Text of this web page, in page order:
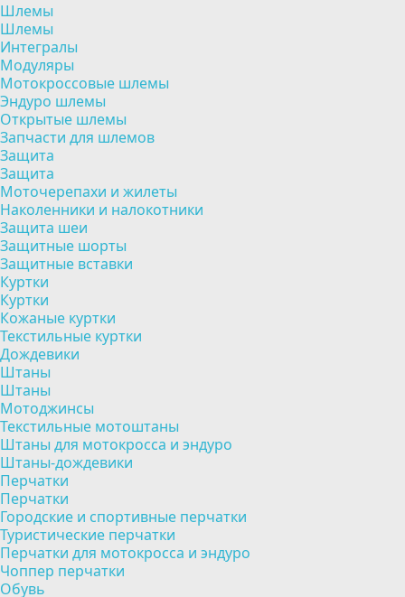
Шлемы
Шлемы
Интегралы
Модуляры
Мотокроссовые шлемы
Эндуро шлемы
Открытые шлемы
Запчасти для шлемов
Защита
Защита
Моточерепахи и жилеты
Наколенники и налокотники
Защита шеи
Защитные шорты
Защитные вставки
Куртки
Куртки
Кожаные куртки
Текстильные куртки
Дождевики
Штаны
Штаны
Мотоджинсы
Текстильные мотоштаны
Штаны для мотокросса и эндуро
Штаны-дождевики
Перчатки
Перчатки
Городские и спортивные перчатки
Туристические перчатки
Перчатки для мотокросса и эндуро
Чоппер перчатки
Обувь